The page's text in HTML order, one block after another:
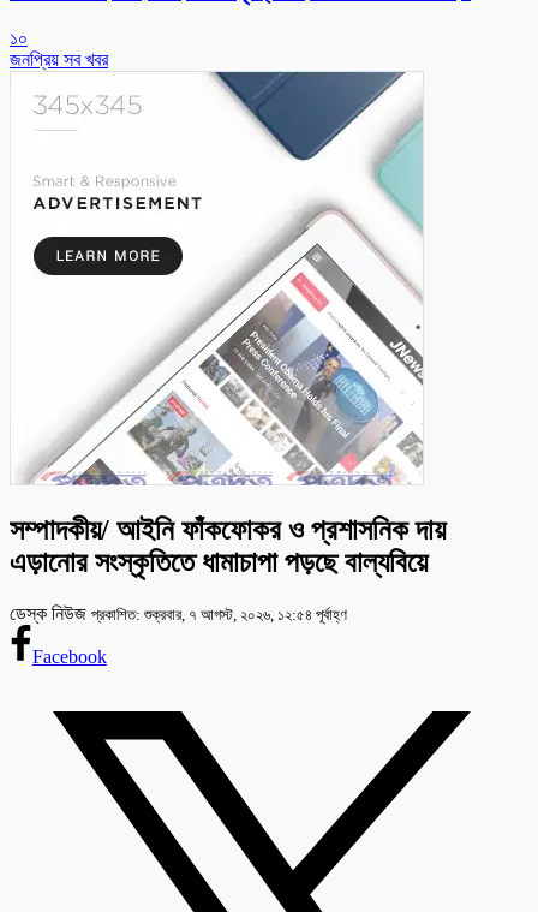
১০
জনপ্রিয় সব খবর
সম্পাদকীয়/ আইনি ফাঁকফোকর ও প্রশাসনিক দায়
এড়ানোর সংস্কৃতিতে ধামাচাপা পড়ছে বাল্যবিয়ে
ডেস্ক নিউজ প্রকাশিত: শুক্রবার, ৭ আগস্ট, ২০২৬, ১২:৫৪ পূর্বাহ্ণ
Facebook